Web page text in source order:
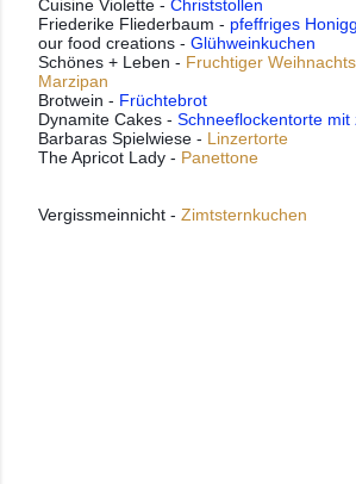
Cuisine Violette - Christstollen
Friederike Fliederbaum - pfeffriges
our food creations - Glühweinkuchen
Schönes + Leben - Fruchtiger
Marzipan
Brotwein - Früchtebrot
Dynamite Cakes - Schneeflockentorte mit
Barbaras Spielwiese - Linzertorte
The Apricot Lady - Panettone
Vergissmeinnicht - Zimtsternkuchen